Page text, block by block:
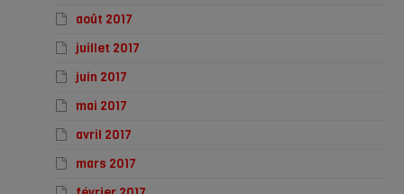
août 2017
juillet 2017
juin 2017
mai 2017
avril 2017
mars 2017